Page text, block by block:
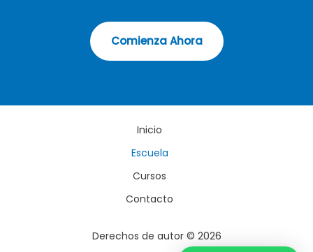
Comienza Ahora
Inicio
Escuela
Cursos
Contacto
Derechos de autor © 2026